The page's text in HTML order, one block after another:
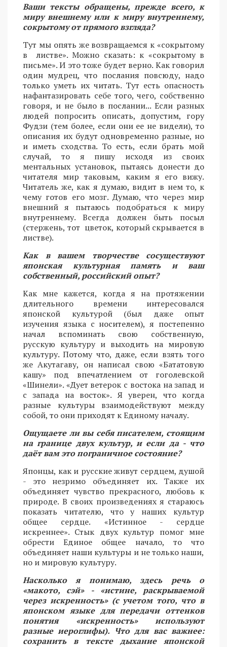
Ваши тексты обращены, прежде всего, к
миру внешнему или к миру внутреннему,
сокрытому от прямого взгляда?
Тут мы опять же возвращаемся к «сокрытому
в листве». Можно сказать: к «сокрытому в
письме». И это тоже будет верно. Как говорил
один мудрец, что послания повсюду, надо
только уметь их читать. Тут есть опасность
нафантазировать себе того, чего, собственно
говоря, и не было в послании... Если разных
людей попросить описать, допустим, гору
Фудзи (тем более, если они ее не видели), то
описания их будут одновременно разные, но
и иметь сходства. То есть, если брать мой
случай, то я пишу исходя из своих
ментальных установок, пытаясь донести до
читателя мир таковым, каким я его вижу.
Читатель же, как я думаю, видит в нем то, к
чему готов его мозг. Думаю, что через мир
внешний я пытаюсь подобраться к миру
внутреннему. Всегда должен быть посыл
(стержень, тот цветок, который скрывается в
листве).
Как в вашем творчестве сосуществуют
японская культурная память и ваш
собственный, российский опыт?
Как мне кажется, когда я на протяжении
длительного времени интересовался
японской культурой (был даже опыт
изучения языка с носителем), я постепенно
начал вспоминать свою собственную,
русскую культуру и выходить на мировую
культуру. Потому что, даже, если взять того
же Акутагаву, он написал свою «Бататовую
кашу» под впечатлением от гоголевской
«Шинели». «Дует ветерок с востока на запад и
с запада на восток». Я уверен, что когда
разные культуры взаимодействуют между
собой, то они приходят к Единому началу.
Ощущаете ли вы себя писателем, стоящим
на границе двух культур, и если да - что
даёт вам это пограничное состояние?
Японцы, как и русские живут сердцем, душой
- это незримо объединяет их. Также их
объединяет чувство прекрасного, любовь к
природе. В своих произведениях я стараюсь
показать читателю, что у наших культур
общее сердце. «Истинное - сердце
искреннее». Стык двух культур помог мне
обрести Единое общее начало, то что
объединяет наши культуры и не только наши,
но и мировую культуру.
Насколько я понимаю, здесь речь о
«макото, сэй» - «истине, раскрываемой
через искренность» (с учетом того, что в
японском языке для передачи оттенков
понятия «искренность» используют
разные иероглифы). Что для вас важнее:
сохранить в тексте дыхание японской